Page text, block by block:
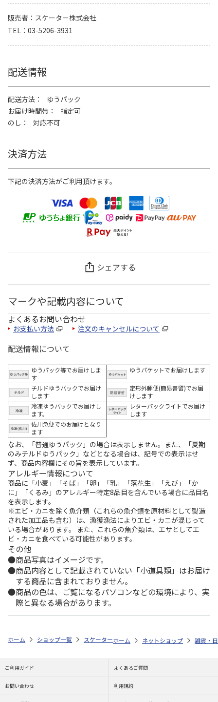
販売者
スケーター株式会社
TEL
03-5206-3931
配送情報
配送方法
ゆうパック
お届け時間帯
指定可
のし
対応不可
決済方法
下記の決済方法がご利用頂けます。
シェアする
マークや記載内容について
よくあるお問い合わせ
お支払い方法 注文のキャンセルについて
配送情報について
ゆうパック等でお届けしま
す
ゆうパケットでお届けします
チルドゆうパックでお届け
します
定形外郵便(簡易書留)でお届
けします
冷凍ゆうパックでお届けし
ます。
レターパックライトでお届け
します
佐川急便でのお届けとなり
ます
なお、「普通ゆうパック」の場合は表示しません。また、「夏期
のみチルドゆうパック」などとなる場合は、記号での表示はせ
ず、商品内容欄にその旨を表示しています。
アレルギー情報について
商品に「小麦」「そば」「卵」「乳」「落花生」「えび」「か
に」「くるみ」のアレルギー特定8品目を含んでいる場合に品目名
を表示します。
※エビ・カニを除く魚介類（これらの魚介類を原材料として製造
された加工品も含む）は、漁獲漁法によりエビ・カニが混じって
いる場合があります。 また、これらの魚介類は、エサとしてエ
ビ・カニを食べている可能性があります。
その他
商品写真はイメージです。
商品内容として記載されていない「小道具類」はお届け
する商品に含まれておりません。
商品の色は、ご覧になるパソコンなどの環境により、実
際と異なる場合があります。
ホーム ショップ一覧 スケーター 手織り麻コースター 鴻月 イエロー
ホーム ネットショップ 雑貨・
ご利用ガイド よくあるご質問
お問い合わせ 利用規約